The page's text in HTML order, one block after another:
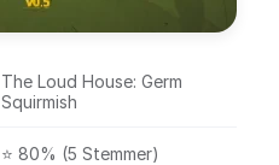
The Loud House: Germ
Squirmish
⭐ 80% (5 Stemmer)